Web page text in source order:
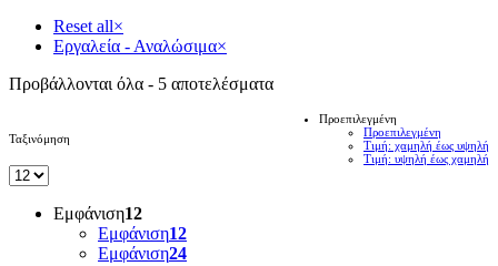
Reset all×
Εργαλεία - Αναλώσιμα×
Προβάλλονται όλα - 5 αποτελέσματα
Ταξινόμηση
Προεπιλεγμένη
Προεπιλεγμένη
Τιμή: χαμηλή έως υψηλή
Τιμή: υψηλή έως χαμηλή
Εμφάνιση12
Εμφάνιση12
Εμφάνιση24